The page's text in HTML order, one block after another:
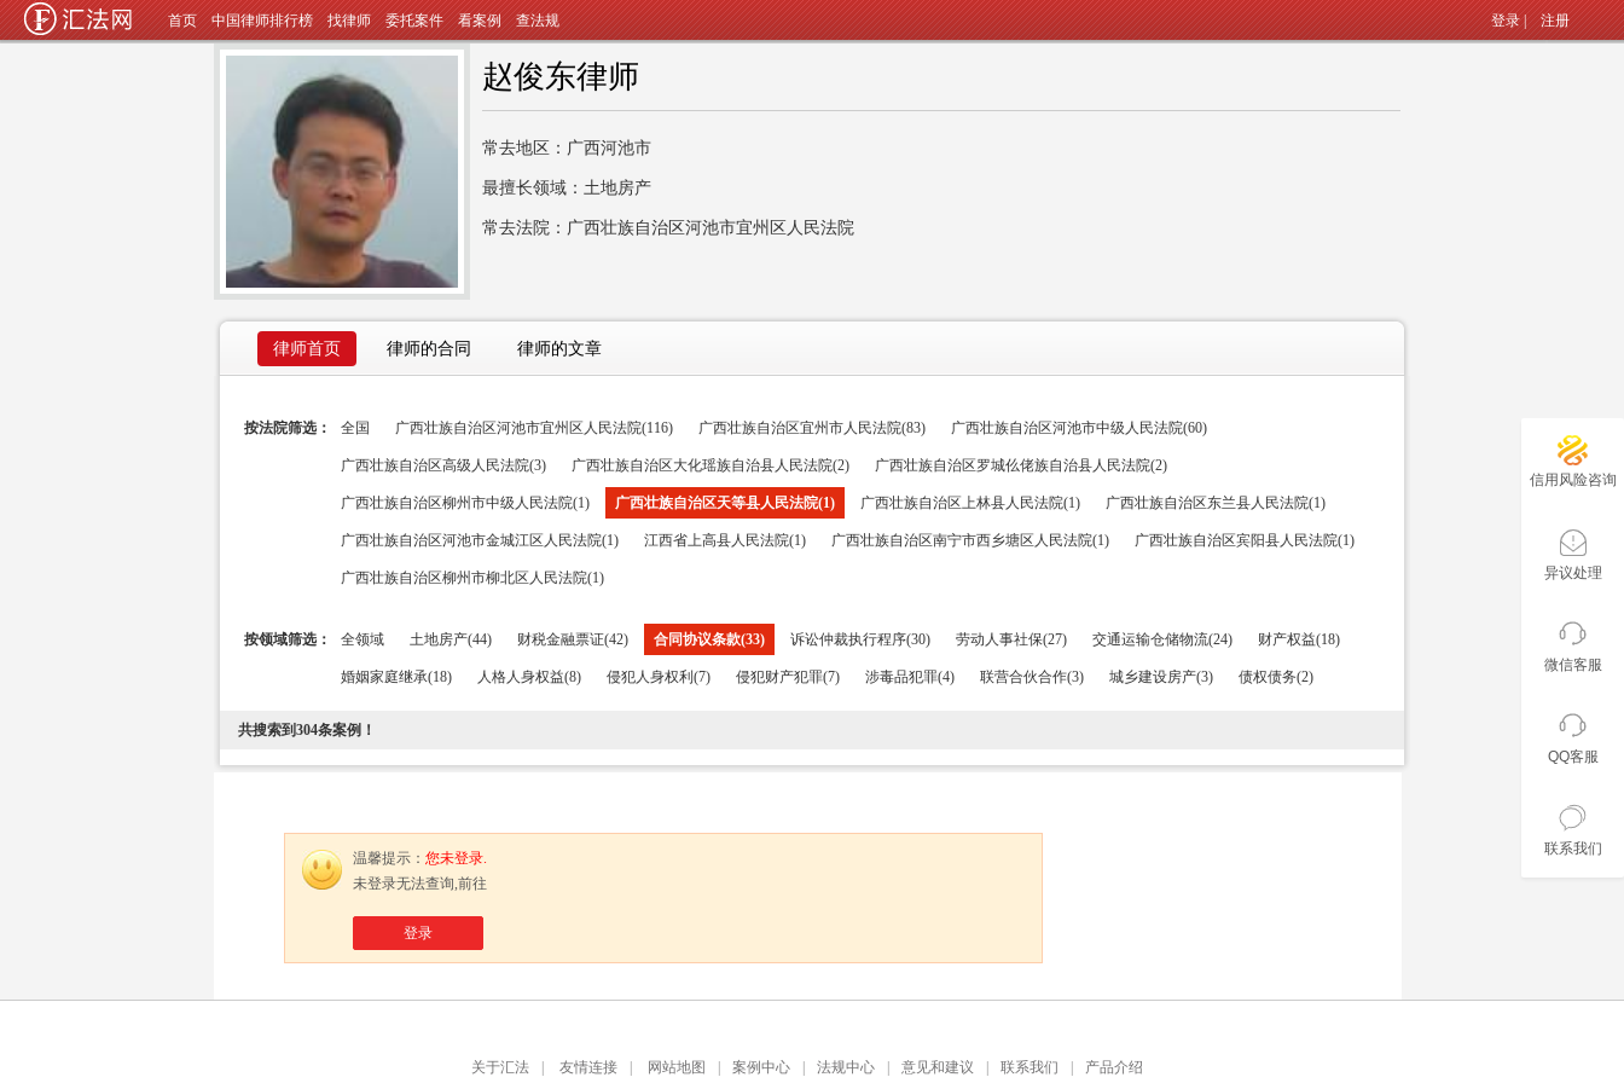
首页 中国律师排行榜 找律师 委托案件 看案例 查法规 登录| 注册
赵俊东律师
常去地区：广西河池市
最擅长领域：土地房产
常去法院：广西壮族自治区河池市宜州区人民法院
律师首页 律师的合同 律师的文章
按法院筛选： 全国 广西壮族自治区河池市宜州区人民法院(116) 广西壮族自治区宜州市人民法院(83) 广西壮族自治区河池市中级人民法院(60)
广西壮族自治区高级人民法院(3) 广西壮族自治区大化瑶族自治县人民法院(2) 广西壮族自治区罗城仫佬族自治县人民法院(2)
广西壮族自治区柳州市中级人民法院(1) 广西壮族自治区天等县人民法院(1) 广西壮族自治区上林县人民法院(1) 广西壮族自治区东兰县人民法院(1)
广西壮族自治区河池市金城江区人民法院(1) 江西省上高县人民法院(1) 广西壮族自治区南宁市西乡塘区人民法院(1) 广西壮族自治区宾阳县人民法院(1)
广西壮族自治区柳州市柳北区人民法院(1)
按领域筛选： 全领域 土地房产(44) 财税金融票证(42) 合同协议条款(33) 诉讼仲裁执行程序(30) 劳动人事社保(27) 交通运输仓储物流(24) 财产权益(18)
婚姻家庭继承(18) 人格人身权益(8) 侵犯人身权利(7) 侵犯财产犯罪(7) 涉毒品犯罪(4) 联营合伙合作(3) 城乡建设房产(3) 债权债务(2)
共搜索到304条案例！
温馨提示： 您未登录.
未登录无法查询,前往
登录
信用风险咨询
异议处理
微信客服
QQ客服
联系我们
关于汇法 友情连接 网站地图 案例中心 法规中心 意见和建议 联系我们 产品介绍